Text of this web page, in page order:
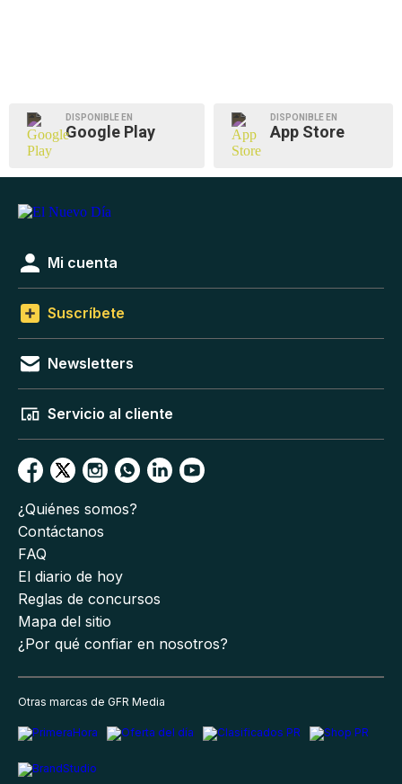
DISPONIBLE EN
Google Play
DISPONIBLE EN
App Store
Mi cuenta
Suscríbete
Newsletters
Servicio al cliente
¿Quiénes somos?
Contáctanos
FAQ
El diario de hoy
Reglas de concursos
Mapa del sitio
¿Por qué confiar en nosotros?
Otras marcas de GFR Media